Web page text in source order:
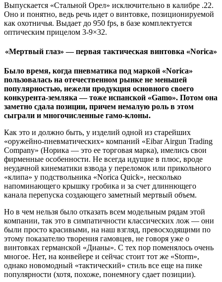
Выпускается «Стальной Орел» исключительно в калибре .22.
Оно и понятно, ведь речь идет о винтовке, позиционируемой
как охотничья. Выдает до 950 fps, в базе комплектуется
оптическим прицелом 3-9×32.
«Мертвый глаз» — первая тактическая винтовка «Norica»
Было время, когда пневматика под маркой «Norica»
пользовалась на отечественном рынке не меньшей
популярностью, нежели продукция основного своего
конкурента-земляка — тоже испанской «Gamo». Потом она
заметно сдала позиции, причем немалую роль в этом
сыграли и многочисленные гамо-клоны.
Как это и должно быть, у изделий одной из старейших
«оружейно-пневматических» компаний «Eibar Airgun Trading
Company» (Норика — это ее торговая марка), имелись свои
фирменные особенности. Не всегда идущие в плюс, вроде
неудачной кинематики взвода у переломок или прикольного
«клипа» у подствольника «Norica Quick», несколько
напоминающего крышку гробика и за счет длиннющего
канала перепуска создающего заметный мертвый объем.
Но в чем нельзя было отказать всем модельным рядам этой
компании, так это в симпатичности классических лож — они
были просто красивыми, на наш взгляд, превосходящими по
этому показателю творения гамовцев, не говоря уже о
винтовках германской «Дианы». С тех пор поменялось очень
многое. Нет, на конвейере и сейчас стоит тот же «Storm»,
однако новомодный «тактический» стиль все еще на пике
популярности (хотя, похоже, понемногу сдает позиции).